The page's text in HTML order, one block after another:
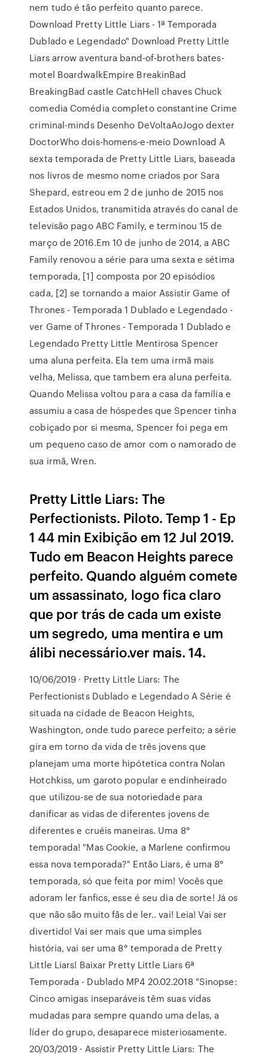
nem tudo é tão perfeito quanto parece.
Download Pretty Little Liars - 1ª Temporada
Dublado e Legendado" Download Pretty Little
Liars arrow aventura band-of-brothers bates-
motel BoardwalkEmpire BreakinBad
BreakingBad castle CatchHell chaves Chuck
comedia Comédia completo constantine Crime
criminal-minds Desenho DeVoltaAoJogo dexter
DoctorWho dois-homens-e-meio Download A
sexta temporada de Pretty Little Liars, baseada
nos livros de mesmo nome criados por Sara
Shepard, estreou em 2 de junho de 2015 nos
Estados Unidos, transmitida através do canal de
televisão pago ABC Family, e terminou 15 de
março de 2016.Em 10 de junho de 2014, a ABC
Family renovou a série para uma sexta e sétima
temporada, [1] composta por 20 episódios
cada, [2] se tornando a maior Assistir Game of
Thrones - Temporada 1 Dublado e Legendado -
ver Game of Thrones - Temporada 1 Dublado e
Legendado Pretty Little Mentirosa Spencer
uma aluna perfeita. Ela tem uma irmã mais
velha, Melissa, que tambem era aluna perfeita.
Quando Melissa voltou para a casa da família e
assumiu a casa de hóspedes que Spencer tinha
cobiçado por si mesma, Spencer foi pega em
um pequeno caso de amor com o namorado de
sua irmã, Wren.
Pretty Little Liars: The
Perfectionists. Piloto. Temp 1 - Ep
1 44 min Exibição em 12 Jul 2019.
Tudo em Beacon Heights parece
perfeito. Quando alguém comete
um assassinato, logo fica claro
que por trás de cada um existe
um segredo, uma mentira e um
álibi necessário.ver mais. 14.
10/06/2019 · Pretty Little Liars: The
Perfectionists Dublado e Legendado A Série é
situada na cidade de Beacon Heights,
Washington, onde tudo parece perfeito; a série
gira em torno da vida de três jovens que
planejam uma morte hipótetica contra Nolan
Hotchkiss, um garoto popular e endinheirado
que utilizou-se de sua notoriedade para
danificar as vidas de diferentes jovens de
diferentes e cruéis maneiras. Uma 8°
temporada! "Mas Cookie, a Marlene confirmou
essa nova temporada?" Então Liars, é uma 8°
temporada, só que feita por mim! Vocês que
adoram ler fanfics, esse é seu dia de sorte! Já os
que não são muito fãs de ler.. vai! Leia! Vai ser
divertido! Vai ser mais que uma simples
história, vai ser uma 8° temporada de Pretty
Little Liars! Baixar Pretty Little Liars 6ª
Temporada - Dublado MP4 20.02.2018 "Sinopse:
Cinco amigas inseparáveis têm suas vidas
mudadas para sempre quando uma delas, a
líder do grupo, desaparece misteriosamente.
20/03/2019 · Assistir Pretty Little Liars: The